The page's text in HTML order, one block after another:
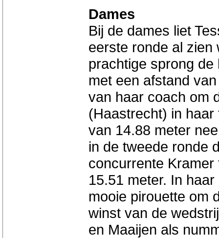
Dames
Bij de dames liet
eerste ronde al zien
prachtige sprong
met een afstand
van haar coach om
(Haastrecht) in
van 14.88 meter
in de tweede ronde
concurrente
15.51 meter. In
mooie pirouette om
winst van de
en Maaijen als